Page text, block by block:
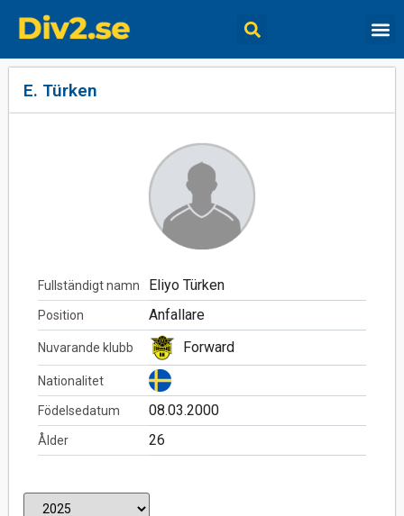
E. Türken
Fullständigt namn Eliyo Türken
Position Anfallare
Nuvarande klubb Forward
Nationalitet
Födelsedatum 08.03.2000
Ålder 26